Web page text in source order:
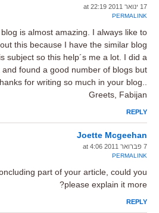
17 ינואר 2011 at 22:19
PERMALINK
is almost amazing. I always like to
this because I have the similar blog
subject so this help´s me a lot. I did a
found a good number of blogs but
for writing so much in your blog..
Greets, Fabijan
REPLY
Joette Mcgeehan
7 פברואר 2011 at 4:06
PERMALINK
part of your article, could you
please explain it more?
REPLY